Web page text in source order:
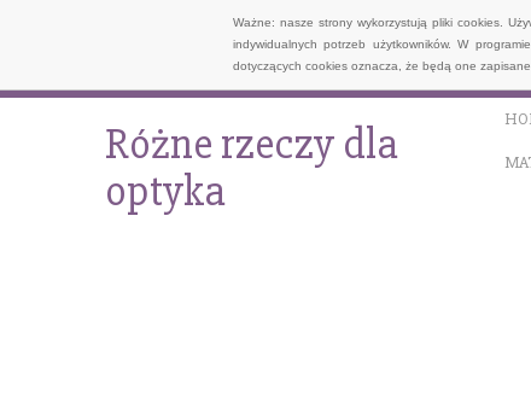
Ważne: nasze strony wykorzystują pliki cookies.
indywidualnych potrzeb użytkowników. W
dotyczących cookies oznacza, że będą one zapisane
Różne rzeczy dla
optyka